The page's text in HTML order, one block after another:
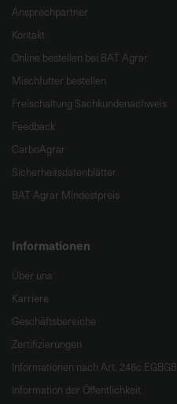
Ansprechpartner
Kontakt
Online bestellen bei BAT Agrar
Mischfutter bestellen
Freischaltung Sachkundenachweis
Feedback
CarboAgrar
Sicherheitsdatenblätter
BAT Agrar Mindestpreis
Informationen
Über uns
Karriere
Geschäftsbereiche
Zertifizierungen
Informationen nach Art. 246c EGBGB
Information der Öffentlichkeit